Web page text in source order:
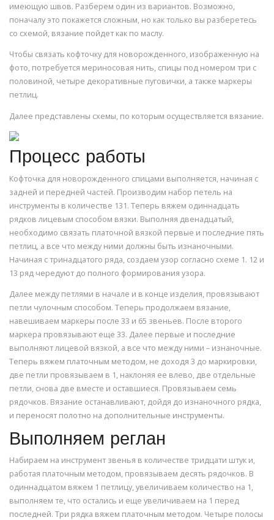
имеющую швов. Разберем один из вариантов. Возможно,
поначалу это покажется сложным, но как только вы разберетесь
со схемой, вязание пойдет как по маслу.
Чтобы связать кофточку для новорожденного, изображенную на
фото, потребуется мериносовая нить, спицы под номером три с
половиной, четыре декоративные пуговички, а также маркеры
петлиц.
Далее представлены схемы, по которым осуществляется вязание.
Процесс работы
Кофточка для новорожденного спицами выполняется, начиная с
задней и передней частей. Производим набор петель на
инструменты в количестве 131. Теперь вяжем одиннадцать
рядков лицевым способом вязки. Выполняя двенадцатый,
необходимо связать платочной вязкой первые и последние пять
петлиц, а все что между ними должны быть изнаночными.
Начиная с тринадцатого ряда, создаем узор согласно схеме 1. 12 и
13 ряд чередуют до полного формирования узора.
Далее между петлями в начале и в конце изделия, провязывают
петли чулочным способом. Теперь продолжаем вязание,
навешиваем маркеры после 33 и 65 звеньев. После второго
маркера провязывают еще 33. Далее первые и последние
выполняют лицевой вязкой, а все что между ними – изнаночные.
Теперь вяжем платочным методом, не доходя 3 до маркировки,
две петли провязываем в 1, наклоняя ее влево, две отдельные
петли, снова две вместе и оставшиеся. Провязываем семь
рядочков. Вязание останавливают, дойдя до изнаночного рядка,
и переносят полотно на дополнительные инструменты.
Выполняем реглан
Набираем на инструмент звенья в количестве тридцати штук и,
работая платочным методом, провязываем десять рядочков. В
одиннадцатом вяжем 1 петлицу, увеличиваем количество на 1,
выполняем те, что остались и еще увеличиваем на 1 перед
последней. Три рядка вяжем платочным методом. Четыре полосы